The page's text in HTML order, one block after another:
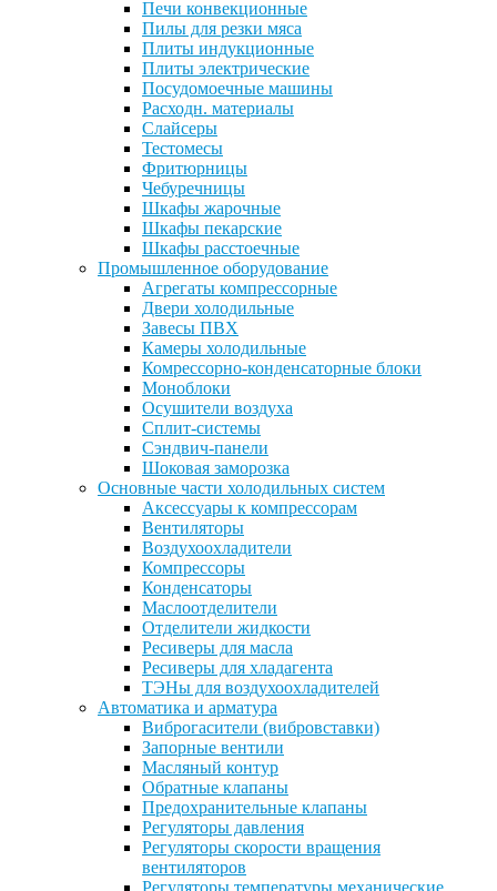
Печи конвекционные
Пилы для резки мяса
Плиты индукционные
Плиты электрические
Посудомоечные машины
Расходн. материалы
Слайсеры
Тестомесы
Фритюрницы
Чебуречницы
Шкафы жарочные
Шкафы пекарские
Шкафы расстоечные
Промышленное оборудование
Агрегаты компрессорные
Двери холодильные
Завесы ПВХ
Камеры холодильные
Комрессорно-конденсаторные блоки
Моноблоки
Осушители воздуха
Сплит-системы
Сэндвич-панели
Шоковая заморозка
Основные части холодильных систем
Аксессуары к компрессорам
Вентиляторы
Воздухоохладители
Компрессоры
Конденсаторы
Маслоотделители
Отделители жидкости
Ресиверы для масла
Ресиверы для хладагента
ТЭНы для воздухоохладителей
Автоматика и арматура
Виброгасители (вибровставки)
Запорные вентили
Масляный контур
Обратные клапаны
Предохранительные клапаны
Регуляторы давления
Регуляторы скорости вращения
вентиляторов
Регуляторы температуры механические